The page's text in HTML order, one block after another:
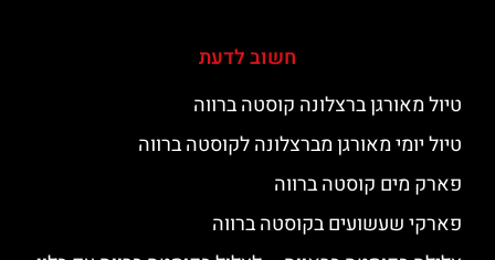
חשוב לדעת
טיול מאורגן ברצלונה קוסטה ברווה
טיול יומי מאורגן מברצלונה לקוסטה ברווה
פארק מים קוסטה ברווה
פארקי שעשועים בקוסטה ברווה